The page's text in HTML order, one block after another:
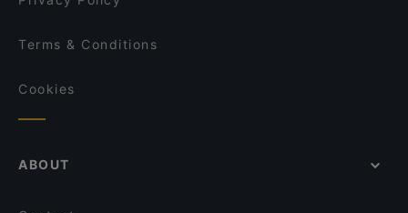
Terms & Conditions
Cookies
ABOUT